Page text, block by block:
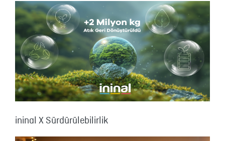
ininal X Sürdürülebilirlik